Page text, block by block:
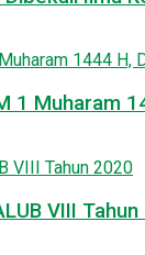
1 Muharam
VIII